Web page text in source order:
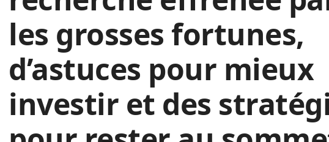
les grosses fortunes,
d’astuces pour mieux
investir et des